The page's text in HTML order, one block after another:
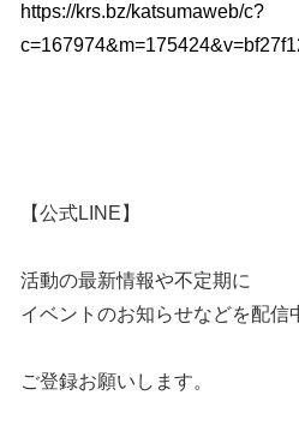
https://krs.bz/katsumaweb/c?
【公式LINE】
活動の最新情報や不定期に
イベントのお知らせなどを配信
ご登録お願いします。